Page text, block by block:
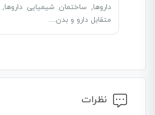
داروها, ساختمان شیمیایی
متقابل دارو و بدن…
نظرات